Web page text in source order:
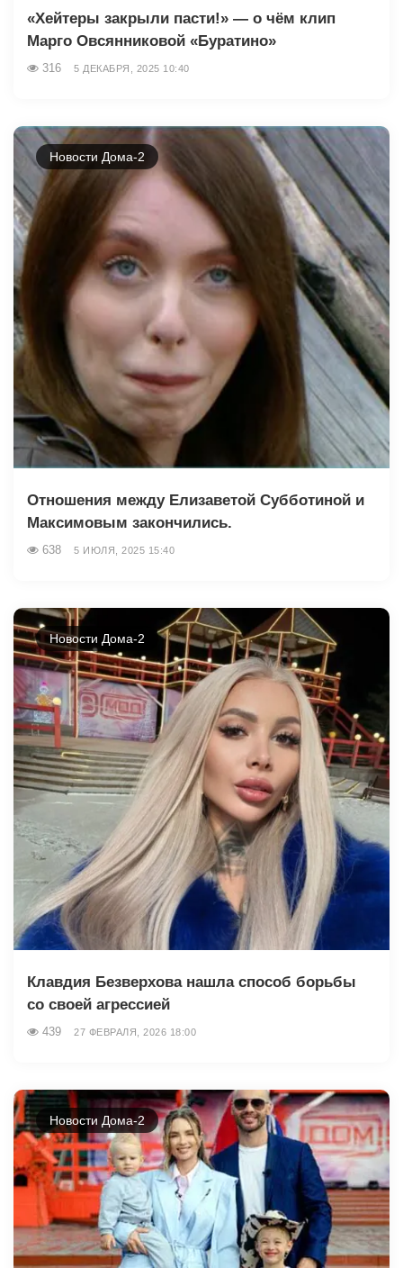
«Хейтеры закрыли пасти!» — о чём клип
Марго Овсянниковой «Буратино»
316 5 ДЕКАБРЯ, 2025 10:40
Новости Дома-2
Отношения между Елизаветой Субботиной и
Максимовым закончились.
638 5 ИЮЛЯ, 2025 15:40
Новости Дома-2
Клавдия Безверхова нашла способ борьбы
со своей агрессией
439 27 ФЕВРАЛЯ, 2026 18:00
Новости Дома-2